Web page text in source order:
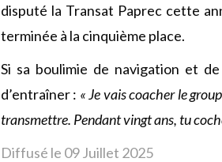
disputé la Transat Paprec cette
terminée à la cinquième place.
Si sa boulimie de navigation et
d’entraîner : « Je vais coacher le
transmettre. Pendant vingt ans, tu
Diffusé le 09 Juillet 2025